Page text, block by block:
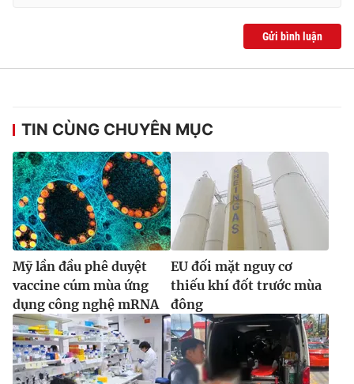
® Cấm sao chép dưới mọi hình thức nếu không có sự chấp
Gửi bình luận
TIN CÙNG CHUYÊN MỤC
Mỹ lần đầu phê duyệt
vaccine cúm mùa ứng
dụng công nghệ mRNA
EU đối mặt nguy cơ
thiếu khí đốt trước mùa
đông